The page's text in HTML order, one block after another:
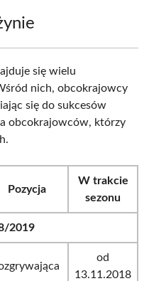
się wielu
nich, obcokrajowcy
się do sukcesów
obcokrajowców, którzy
Pozycja
W trakcie
sezonu
2019
od
13.11.2018